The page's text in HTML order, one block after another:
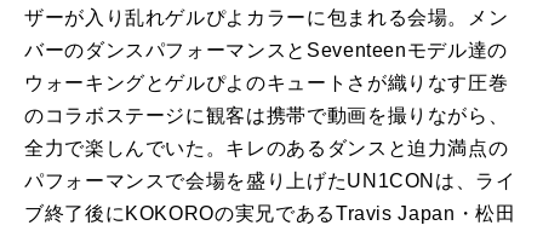
ザーが入り乱れゲルぴよカラーに包まれる会場。メン
バーのダンスパフォーマンスとSeventeenモデル達の
ウォーキングとゲルぴよのキュートさが織りなす圧巻
のコラボステージに観客は携帯で動画を撮りながら、
全力で楽しんでいた。キレのあるダンスと迫力満点の
パフォーマンスで会場を盛り上げたUN1CONは、ライ
ブ終了後にKOKOROの実兄であるTravis Japan・松田